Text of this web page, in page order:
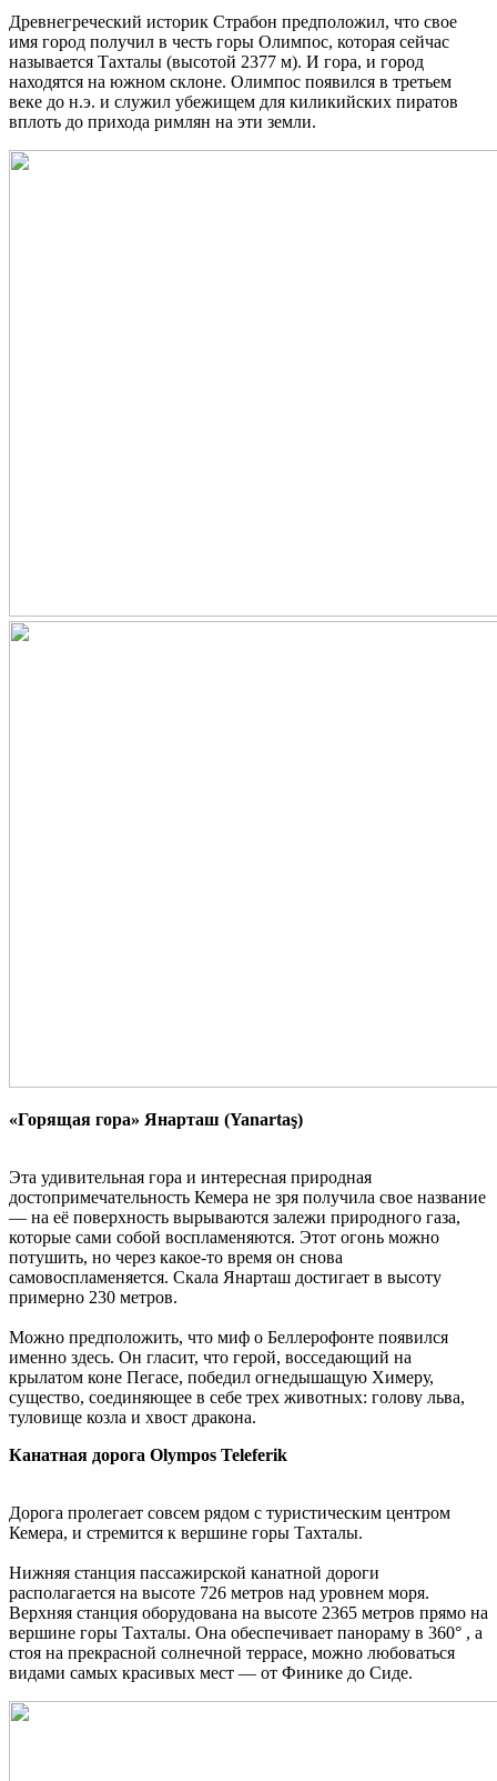
Древнегреческий историк Страбон предположил, что свое
имя город получил в честь горы Олимпос, которая сейчас
называется Тахталы (высотой 2377 м). И гора, и город
находятся на южном склоне. Олимпос появился в третьем
веке до н.э. и служил убежищем для киликийских пиратов
вплоть до прихода римлян на эти земли.
«Горящая гора» Янарташ (Yanartaş)
Эта удивительная гора и интересная природная
достопримечательность Кемера не зря получила свое название
— на её поверхность вырываются залежи природного газа,
которые сами собой воспламеняются. Этот огонь можно
потушить, но через какое-то время он снова
самовоспламеняется. Скала Янарташ достигает в высоту
примерно 230 метров.
Можно предположить, что миф о Беллерофонте появился
именно здесь. Он гласит, что герой, восседающий на
крылатом коне Пегасе, победил огнедышащую Химеру,
существо, соединяющее в себе трех животных: голову льва,
туловище козла и хвост дракона.
Канатная дорога Olympos Teleferik
Дорога пролегает совсем рядом с туристическим центром
Кемера, и стремится к вершине горы Тахталы.
Нижняя станция пассажирской канатной дороги
располагается на высоте 726 метров над уровнем моря.
Верхняя станция оборудована на высоте 2365 метров прямо на
вершине горы Тахталы. Она обеспечивает панораму в 360° , а
стоя на прекрасной солнечной террасе, можно любоваться
видами самых красивых мест — от Финике до Сиде.